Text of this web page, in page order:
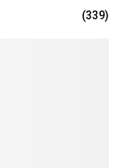
(339)